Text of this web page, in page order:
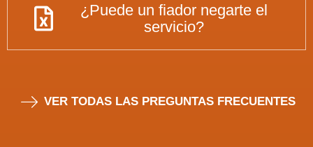
¿Puede un fiador negarte el
servicio?
VER TODAS LAS PREGUNTAS FRECUENTES